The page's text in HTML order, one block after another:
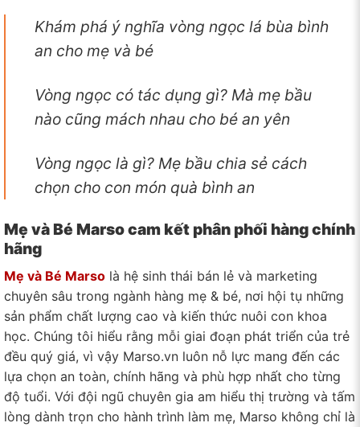
Khám phá ý nghĩa vòng ngọc lá bùa bình
an cho mẹ và bé
Vòng ngọc có tác dụng gì? Mà mẹ bầu
nào cũng mách nhau cho bé an yên
Vòng ngọc là gì? Mẹ bầu chia sẻ cách
chọn cho con món quà bình an
Mẹ và Bé Marso cam kết phân phối hàng chính
hãng
Mẹ và Bé Marso là hệ sinh thái bán lẻ và marketing
chuyên sâu trong ngành hàng mẹ & bé, nơi hội tụ những
sản phẩm chất lượng cao và kiến thức nuôi con khoa
học. Chúng tôi hiểu rằng mỗi giai đoạn phát triển của trẻ
đều quý giá, vì vậy Marso.vn luôn nỗ lực mang đến các
lựa chọn an toàn, chính hãng và phù hợp nhất cho từng
độ tuổi. Với đội ngũ chuyên gia am hiểu thị trường và tấm
lòng dành trọn cho hành trình làm mẹ, Marso không chỉ là